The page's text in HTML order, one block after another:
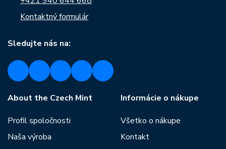
Kontaktný formulár
Sledujte nás na:
About the Czech Mint
Profil spoločnosti
Naša výroba
Informácie o nákupe
Všetko o nákupe
Kontakt